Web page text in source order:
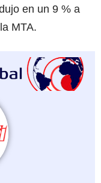
en un 9 % a
MTA.